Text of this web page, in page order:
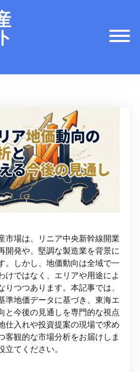
市場は、リニア中央新幹線開業
開発や、堅調な製造業を背景に
。しかし、地価動向は全域で一
けではなく、エリアや用途によ
りつつあります。本記事では、
準地価データに基づき、東海エ
と今後の見通しを専門的な視点
仕入れや投資提案の現場で求め
客観的な市場分析をお届けしま
てください。